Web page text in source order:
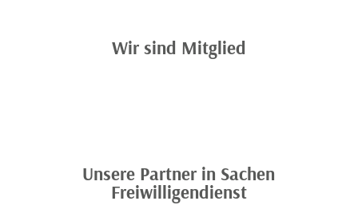
Wir sind Mitglied
Unsere Partner in Sachen
Freiwilligendienst